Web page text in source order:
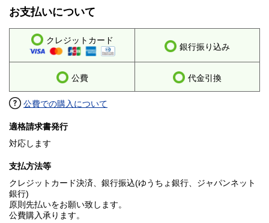
お支払いについて
クレジットカード
銀行振り込み
公費 代金引換
公費での購入について
適格請求書発行
対応します
支払方法等
クレジットカード決済、銀行振込(ゆうちょ銀行、ジャパンネット
銀行)
原則先払いをお願い致します。
公費購入承ります。